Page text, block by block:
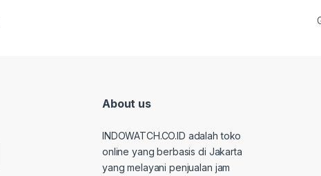
About us
INDOWATCH.CO.ID adalah toko
online yang berbasis di Jakarta
yang melayani penjualan jam